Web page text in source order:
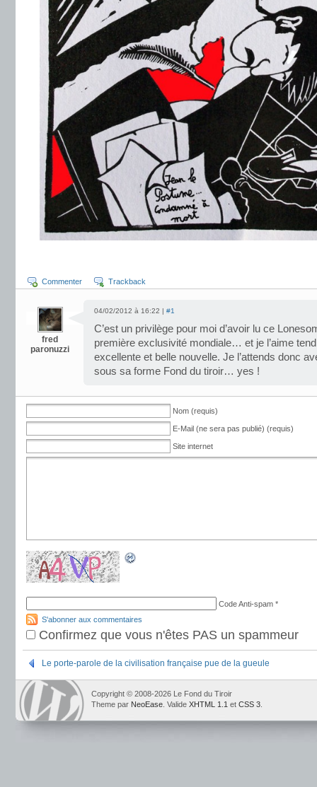
Commenter Trackback
fred
paronuzzi
04/02/2012 à 16:22 | #1
C’est un privilège pour moi d’avoir lu ce
première exclusivité mondiale… et je l’aime
excellente et belle nouvelle. Je l’attends donc
sous sa forme Fond du tiroir… yes !
Nom (requis)
E-Mail (ne sera pas publié) (requis)
Site internet
Code Anti-spam *
S'abonner aux commentaires
Confirmez que vous n'êtes PAS un spammeur
Le porte-parole de la civilisation française pue de la gueule
Copyright © 2008-2026 Le Fond du Tiroir
Theme par NeoEase . Valide XHTML 1.1 et CSS 3